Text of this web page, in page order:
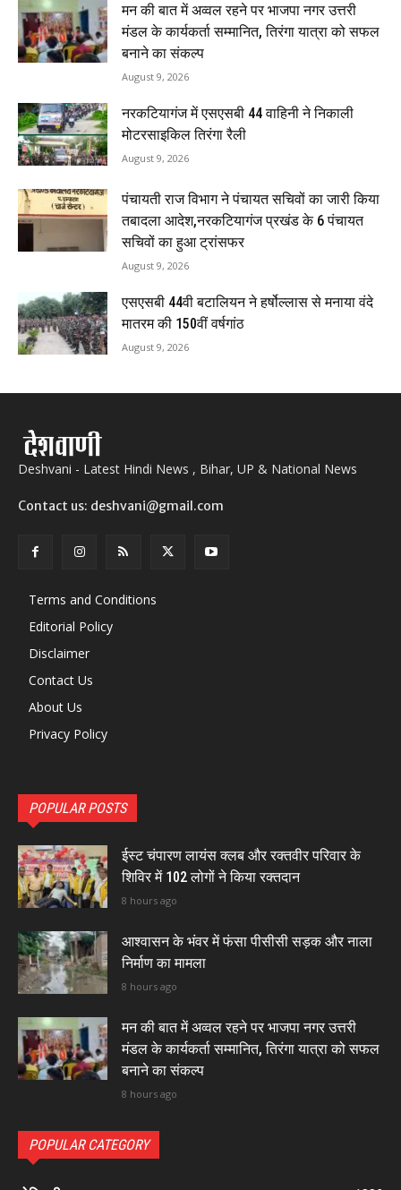
मन की बात में अव्वल रहने पर भाजपा नगर उत्तरी
मंडल के कार्यकर्ता सम्मानित, तिरंगा यात्रा को सफल
बनाने का संकल्प
August 9, 2026
नरकटियागंज में एसएसबी 44 वाहिनी ने निकाली
मोटरसाइकिल तिरंगा रैली
August 9, 2026
पंचायती राज विभाग ने पंचायत सचिवों का जारी किया
तबादला आदेश,नरकटियागंज प्रखंड के 6 पंचायत
सचिवों का हुआ ट्रांसफर
August 9, 2026
एसएसबी 44वी बटालियन ने हर्षोल्लास से मनाया वंदे
मातरम की 150वीं वर्षगांठ
August 9, 2026
Deshvani - Latest Hindi News , Bihar, UP & National News
Contact us: deshvani@gmail.com
Terms and Conditions
Editorial Policy
Disclaimer
Contact Us
About Us
Privacy Policy
POPULAR POSTS
ईस्ट चंपारण लायंस क्लब और रक्तवीर परिवार के
शिविर में 102 लोगों ने किया रक्तदान
8 hours ago
आश्वासन के भंवर में फंसा पीसीसी सड़क और नाला
निर्माण का मामला
8 hours ago
मन की बात में अव्वल रहने पर भाजपा नगर उत्तरी
मंडल के कार्यकर्ता सम्मानित, तिरंगा यात्रा को सफल
बनाने का संकल्प
8 hours ago
POPULAR CATEGORY